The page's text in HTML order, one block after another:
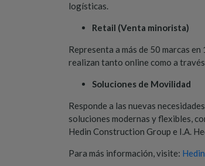
logísticas.
Retail (Venta minorista)
Representa a más de 50 marcas
realizan tanto online como a
Soluciones de Movilidad
Responde a las nuevas
soluciones modernas y flexibles,
Hedin Construction Group e I.A.
Para más información, visite: